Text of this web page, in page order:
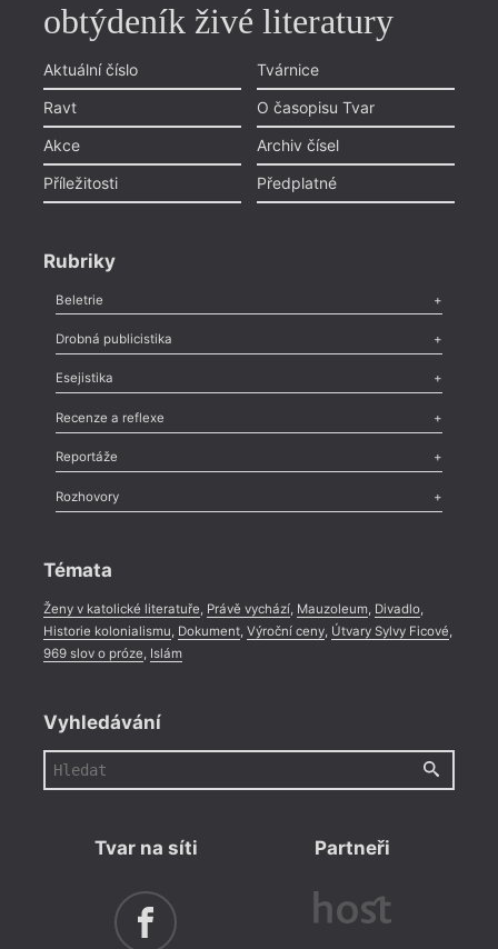
obtýdeník živé literatury
Aktuální číslo
Ravt
Akce
Příležitosti
Tvárnice
O časopisu Tvar
Archiv čísel
Předplatné
Rubriky
Beletrie
Poezie,Próza,Dokumenty
Drobná publicistika
Odlesk
Nekrolog,Glosa,Sloupek,Pozvánka,Literární soutěž,
Esejistika
Esej , Pádlo,Úvaha
Recenze a reflexe
Recenze
Méně slov o próze,Celá rubrika
Reportáže
Literární zítřky
Celá rubrika
Rozhovory
Témata
Ženy v katolické literatuře Právě vychází, Mauzoleum, Divadlo,
Historie kolonialismu Dokument, Výroční ceny, Útvary Sylvy Ficové
969 slov o próze Islám
Vyhledávání
Tvar na síti Partneři